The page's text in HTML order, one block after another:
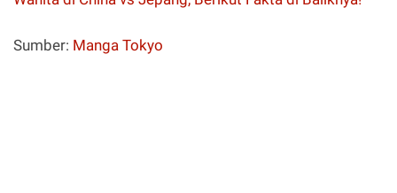
Sumber: Manga Tokyo